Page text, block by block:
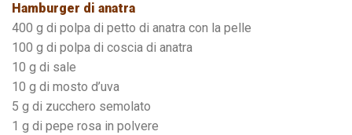
Hamburger di anatra
400 g di polpa di petto di anatra con la pelle
100 g di polpa di coscia di anatra
10 g di sale
10 g di mosto d’uva
5 g di zucchero semolato
1 g di pepe rosa in polvere